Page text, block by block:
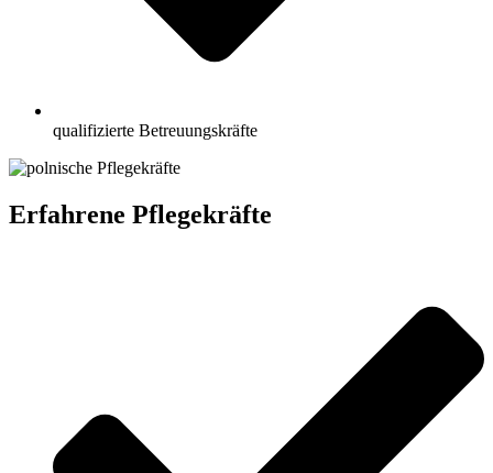
qualifizierte Betreuungskräfte
Erfahrene Pflegekräfte